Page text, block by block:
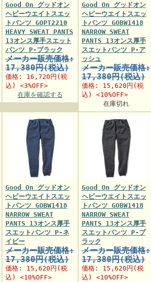
Good On グッドオン
ヘビーウエイトスエッ
トパンツ GOPT2210
HEAVY SWEAT PANTS
13オンス厚手スエット
パンツ P-ブラック
メーカー販売価格:
17,380円(税込)
価格: 16,720円 (税
込) <3%OFF>
在庫を確認する
Good On グッドオン
ヘビーウエイトスエッ
トパンツ GOBW1418
NARROW SWEAT
PANTS 13オンス厚手
スエットパンツ P-ア
ッシュ
メーカー販売価格:
17,380円(税込)
価格: 15,620円 (税
込) <10%OFF>
在庫切れ
Good On グッドオン
ヘビーウエイトスエッ
トパンツ GOBW1418
NARROW SWEAT
PANTS 13オンス厚手
スエットパンツ P-ネ
イビー
メーカー販売価格:
17,380円(税込)
価格: 15,620円 (税
込) <10%OFF>
Good On グッドオン
ヘビーウエイトスエッ
トパンツ GOBW1418
NARROW SWEAT
PANTS 13オンス厚手
スエットパンツ P-ブ
ラック
メーカー販売価格:
17,380円(税込)
価格: 15,620円 (税
込) <10%OFF>